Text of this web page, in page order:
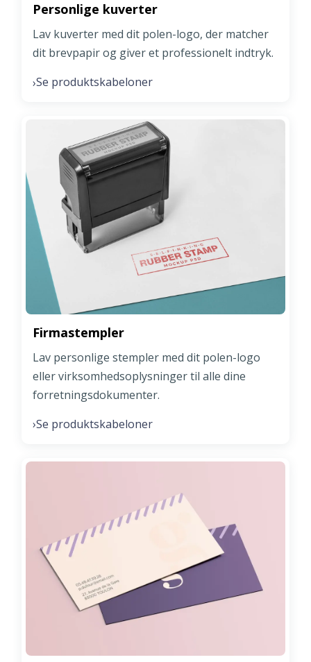
Personlige kuverter
Lav kuverter med dit polen-logo, der matcher
dit brevpapir og giver et professionelt indtryk.
›Se produktskabeloner
Firmastempler
Lav personlige stempler med dit polen-logo
eller virksomhedsoplysninger til alle dine
forretningsdokumenter.
›Se produktskabeloner